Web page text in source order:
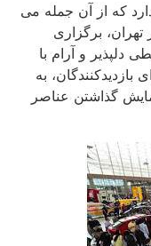
که از آن جمله می
برگزاری
دلپذیر و آرام با
به
گذاشتن عناصر